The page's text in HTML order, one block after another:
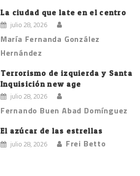
La ciudad que late en el centro
julio 28, 2026
María Fernanda González
Hernández
Terrorismo de izquierda y Santa
Inquisición new age
julio 28, 2026
Fernando Buen Abad Domínguez
El azúcar de las estrellas
julio 28, 2026 Frei Betto